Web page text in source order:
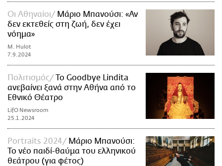
Οι Αθηναίοι
Μάριο Μπανούσι: «Αν
δεν εκτεθείς στη ζωή, δεν έχει
νόημα»
M. Hulot
7.9.2024
Πολιτισμός
To Goodbye Lindita
ανεβαίνει ξανά στην Αθήνα από το
Εθνικό Θέατρο
LifO Newsroom
25.1.2024
Portraits 2024
Μάριο Μπανούσι:
Το νέο παιδί-θαύμα του ελληνικού
θεάτρου (για φέτος)